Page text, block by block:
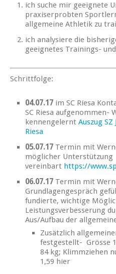
ich suche mir geeignete
praxiserprobten
allgemeine Athletik zu
ich analysiere die
geeignetes Trainings-
Schrittfolge:
04.07.17 im SC Riesa
SC Riesa aufgenommen-
kennengelernt Auszug
Riesa
05.07.17 Termin mit
möglicher Unterstützung
vereinbart https://
06.07.17 Termin mit
Grundlagengespräch
fundierte, wichtige
Leistungsverbesserung
Aus/Aufbau der
Zusätzlich
festgestellt- Grösse
84 kg; Klimmziehen
1,59 hier